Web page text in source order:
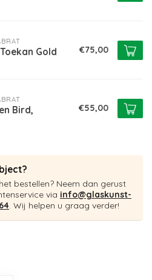
Gold €75,00
Bird, €55,00
bestellen? Neem dan gerust
via info@glaskunst-
. Wij helpen u graag verder!